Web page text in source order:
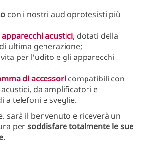
con i nostri audioprotesisti più
apparecchi acustici, dotati della
di ultima generazione;
per l'udito e gli apparecchi
di accessori compatibili con
da amplificatori e
a telefoni e sveglie.
sarà il benvenuto e riceverà un
persoddisfaretotalmente le sue
.